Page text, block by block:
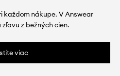
každom nákupe. V Answear
zľavu z bežných cien.
viac